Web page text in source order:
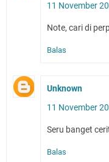
11 November
Note, cari di
Balas
Unknown
11 November
Seru banget
Balas